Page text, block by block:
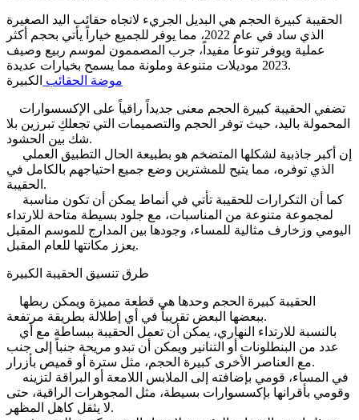
الحقيبة كبيرة الحجم هي البديل الجريء لاتجاه حقائب اليد الصغيرة
الذي ساد في عام 2022، مما يوفر للجميع خياراً يأتي بحجم أكثر
عملية ويوفر تنوعاً مفيداً، جرب المصممون لموسم ربيع وصيف
2023 موديلات متنوعة وملونة مما يسمح بخيارات عديدة.
موضة الحقائب الكبيرة
المحمولة باليد، حيث توفر الحجم والتصميمات التي تجعلكِ تبرزين بلا
شك بين الحشود.
الذي توفره، مما يتيح للمشترين وضع جميع احتياجهم بالكامل في
الحقيبة.
لمجموعة متنوعة من المناسبات، مع جلود بسيطة متاحة للارتداء
اليومي وزخارف مثالية للمساء، وجودها بين المدارج للموسم المقبل
يعزز مكانتها للعام المقبل.
طرق تنسيق الحقيبة الكبيرة
ببعضها البعض تقريباً في أي إطلالة بطريقة مرتفعة.
عدد من البنطلونات أو التنانير ويمكن أن تبدو مريحة جنباً إلى جنب
مع العناصر الأخرى كبيرة الحجم، مثل سترة أو قميص بأزرار.
وقومي بأقرانها بإكسسوارات بسيطة، مثل المجوهرات الراقية، حتى
لا يثقل كاهل المظهر.